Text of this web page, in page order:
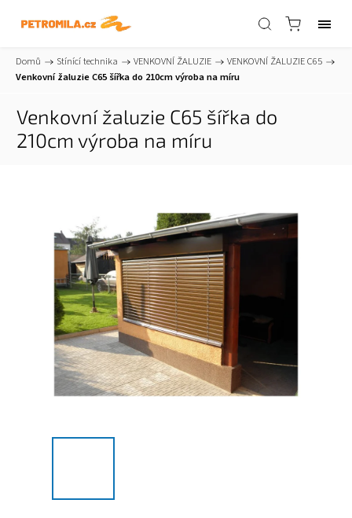
Domů / Stínící technika / VENKOVNÍ ŽALUZIE / VENKOVNÍ ŽALUZIE C65 /
Venkovní žaluzie C65 šířka do 210cmvýroba na míru
Venkovní žaluzie C65 šířka do
210cm výroba na míru